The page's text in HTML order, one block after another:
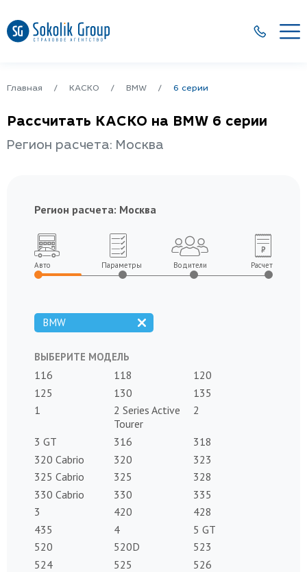
Главная КАСКО BMW 6 серии
Рассчитать КАСКО на BMW 6 серии
Регион расчета: Москва
Регион расчета: Москва
Авто Параметры Водители Расчет
BMW
ВЫБЕРИТЕ МОДЕЛЬ
116 118
120
125
130
135
1
2 Series Active
Tourer
2
3 GT 316
318
320 Cabrio
320
323
325 Cabrio
325
328
330 Cabrio
330
335
3
420
428
435
4
5 GT
520
520D
523
524
525
526